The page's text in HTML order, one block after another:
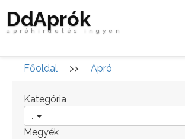
DdAprók
apróhirdetés ingyen
Főoldal >> Apró
Kategória
Megyék